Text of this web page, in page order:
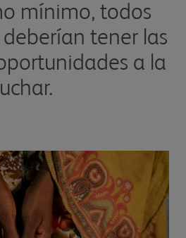
mínimo, todos
deberían tener las
a la